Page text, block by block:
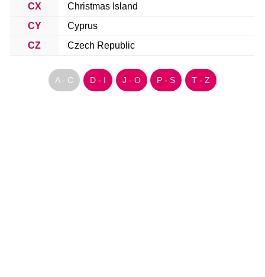
CX
Christmas Island
CY
Cyprus
CZ
Czech Republic
A - C D - I J - O P - S T - Z